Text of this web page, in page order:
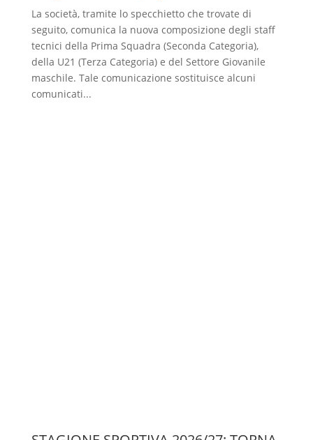
La società, tramite lo specchietto che trovate di
seguito, comunica la nuova composizione degli staff
tecnici della Prima Squadra (Seconda Categoria),
della U21 (Terza Categoria) e del Settore Giovanile
maschile. Tale comunicazione sostituisce alcuni
comunicati...